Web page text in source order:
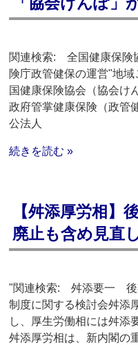
関連検索: 全国健康保
険庁政管健保の運営"地
国健康保険協会（協会け
政府管掌健康保険（政管
公法人
続きを読む »
【舛添厚労相】
廃止も含め見直
"関連検索: 舛添要一 後
制度に関する検討会舛
し、厚生労働相には舛添
舛添厚労相は、新内閣の